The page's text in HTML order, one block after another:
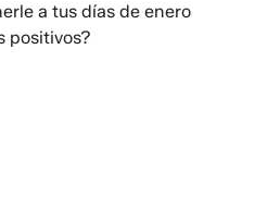
a tus días de enero
positivos?